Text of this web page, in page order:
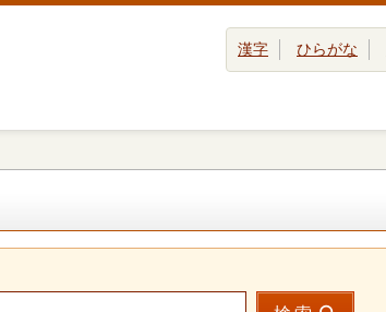
漢字 ひらがな